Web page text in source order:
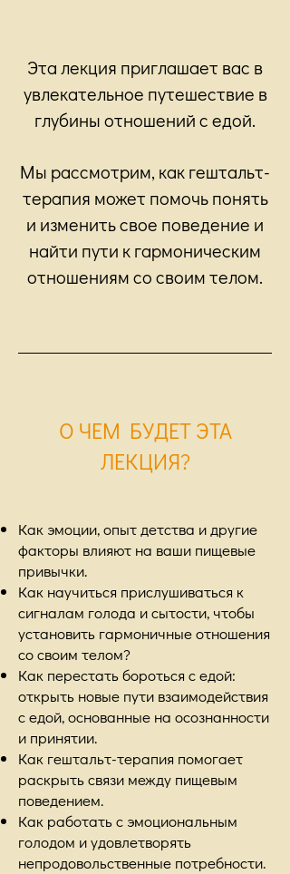
Эта лекция приглашает вас в
увлекательное путешествие в
глубины отношений с едой.
Мы рассмотрим, как гештальт-
терапия может помочь понять
и изменить свое поведение и
найти пути к гармоническим
отношениям со своим телом.
О ЧЕМ БУДЕТ ЭТА
ЛЕКЦИЯ?
Как эмоции, опыт детства и другие
факторы влияют на ваши пищевые
привычки.
Как научиться прислушиваться к
сигналам голода и сытости, чтобы
установить гармоничные отношения
со своим телом?
Как перестать бороться с едой:
открыть новые пути взаимодействия
с едой, основанные на осознанности
и принятии.
Как гештальт-терапия помогает
раскрыть связи между пищевым
поведением.
Как работать с эмоциональным
голодом и удовлетворять
непродовольственные потребности.